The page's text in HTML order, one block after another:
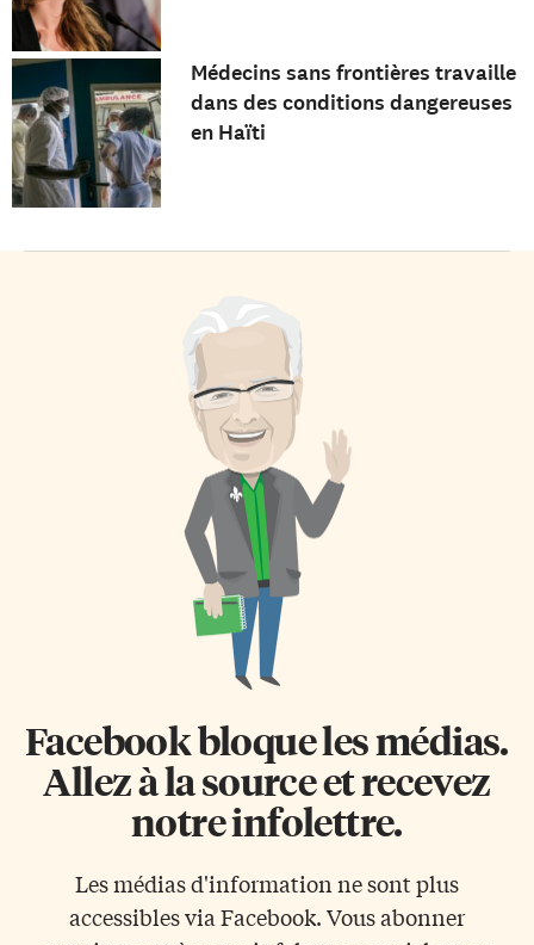
Médecins sans frontières travaille
dans des conditions dangereuses
en Haïti
Facebook bloque les médias.
Allez à la source et recevez
notre infolettre.
Les médias d'information ne sont plus
accessibles via Facebook. Vous abonner